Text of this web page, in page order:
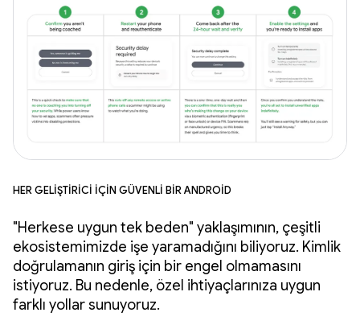
Her geliştirici için güvenli bir Android
"Herkese uygun tek beden" yaklaşımının, çeşitli
ekosistemimizde işe yaramadığını biliyoruz. Kimlik
doğrulamanın giriş için bir engel olmamasını
istiyoruz. Bu nedenle, özel ihtiyaçlarınıza uygun
farklı yollar sunuyoruz.